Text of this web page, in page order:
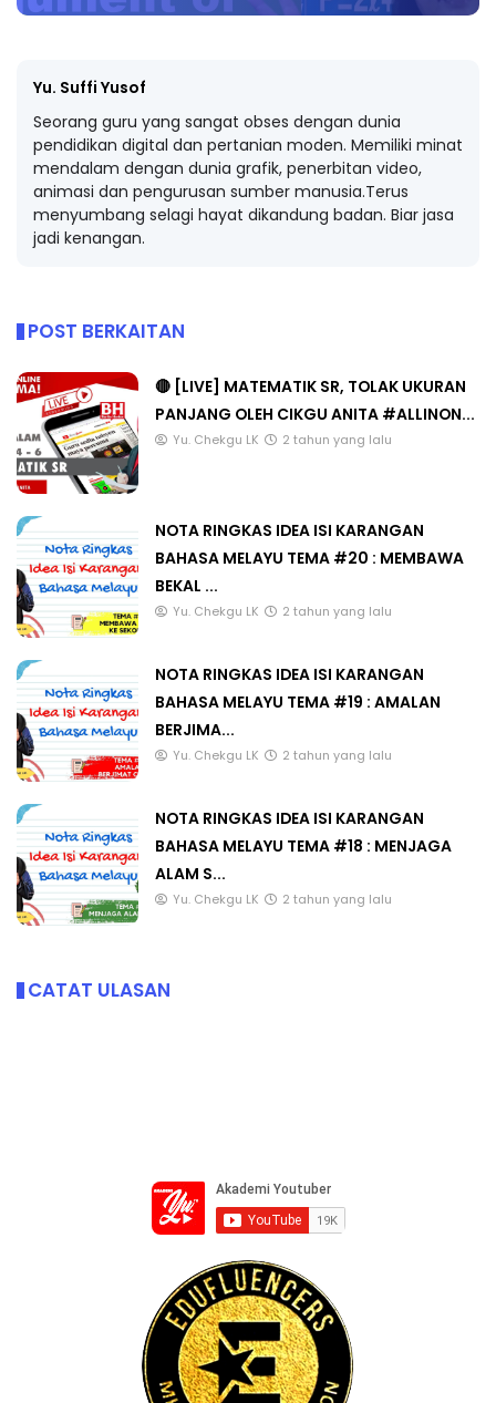
Yu. Suffi Yusof
Seorang guru yang sangat obses dengan dunia
pendidikan digital dan pertanian moden. Memiliki minat
mendalam dengan dunia grafik, penerbitan video,
animasi dan pengurusan sumber manusia.Terus
menyumbang selagi hayat dikandung badan. Biar jasa
jadi kenangan.
POST BERKAITAN
🔴 [LIVE] MATEMATIK SR, TOLAK UKURAN
PANJANG OLEH CIKGU ANITA #ALLINON...
Yu. Chekgu LK 2 tahun yang lalu
NOTA RINGKAS IDEA ISI KARANGAN
BAHASA MELAYU TEMA #20 : MEMBAWA
BEKAL ...
Yu. Chekgu LK 2 tahun yang lalu
NOTA RINGKAS IDEA ISI KARANGAN
BAHASA MELAYU TEMA #19 : AMALAN
BERJIMA...
Yu. Chekgu LK 2 tahun yang lalu
NOTA RINGKAS IDEA ISI KARANGAN
BAHASA MELAYU TEMA #18 : MENJAGA
ALAM S...
Yu. Chekgu LK 2 tahun yang lalu
CATAT ULASAN